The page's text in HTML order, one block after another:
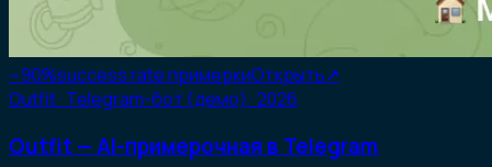
~90%success rate примеркиОткрыть↗
Outfit · Telegram-бот (демо) · 2026
Outfit — AI-примерочная в Telegram